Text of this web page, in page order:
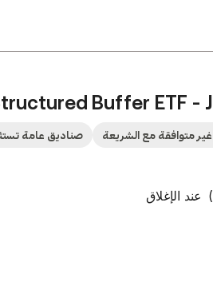
Buffer ETF -
متوافقة مع الشريعة صناديق عامة
) عند الإغلاق